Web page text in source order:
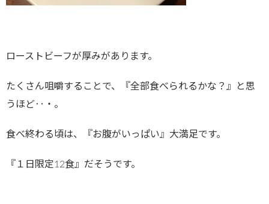
ローストビーフが厚みがあります。
たくさん咀嚼することで、『全部食べられるかな？』と思
うほど‥・。
食べ終わる頃は、『お腹がいっぱい』大満足です。
『１日限定12食』だそうです。